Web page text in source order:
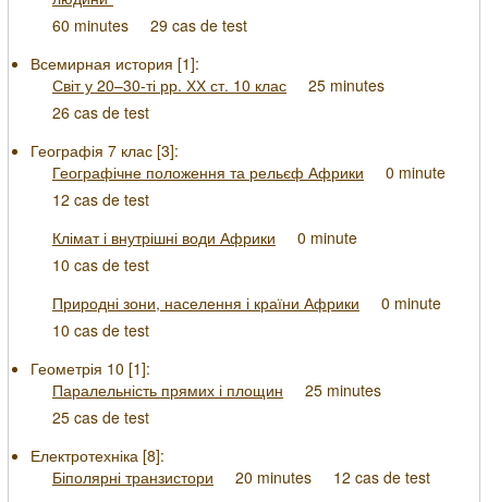
60 minutes
29 cas de test
Всемирная история [1]:
Світ у 20–30-ті рр. ХХ ст. 10 клас
25 minutes
26 cas de test
Географія 7 клас [3]:
Географічне положення та рельєф Африки
0 minute
12 cas de test
Клімат і внутрішні води Африки
0 minute
10 cas de test
Природні зони, населення і країни Африки
0 minute
10 cas de test
Геометрія 10 [1]:
Паралельність прямих і площин
25 minutes
25 cas de test
Електротехніка [8]:
Біполярні транзистори
20 minutes
12 cas de test